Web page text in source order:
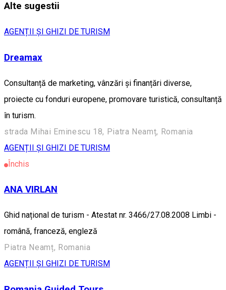
Alte sugestii
AGENȚII ȘI GHIZI DE TURISM
Dreamax
Consultanță de marketing, vânzări și finanțări diverse,
proiecte cu fonduri europene, promovare turistică, consultanță
în turism.
strada Mihai Eminescu 18, Piatra Neamț, Romania
AGENȚII ȘI GHIZI DE TURISM
Închis
ANA VIRLAN
Ghid național de turism - Atestat nr. 3466/27.08.2008 Limbi -
română, franceză, engleză
Piatra Neamț, Romania
AGENȚII ȘI GHIZI DE TURISM